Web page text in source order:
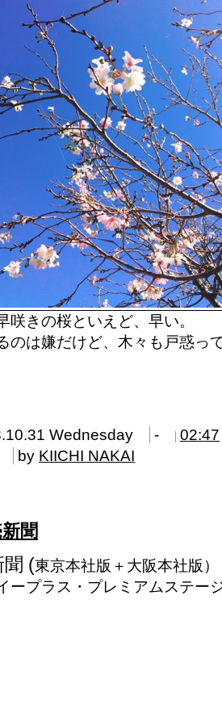
咲きの桜といえど、早い。
のは嫌だけど、木々も戸惑っ
Wednesday -
02:47
by KIICHI NAKAI
聞
聞 (東京本社版＋大阪本社版）
ープラス・プレミアムステー